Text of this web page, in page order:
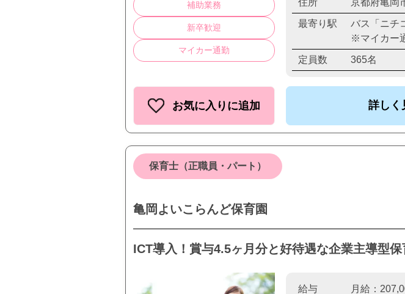
補助業務
新卒歓迎
マイカー通勤
住所 京都府亀岡
最寄り駅
バス「ニチ
※マイカー
定員数 365名
お気に入りに追加 詳しく
保育士（正職員・パート）
亀岡よいこらんど保育園
ICT導入！賞与4.5ヶ月分と好待遇な企業主導型保
給与
月給：